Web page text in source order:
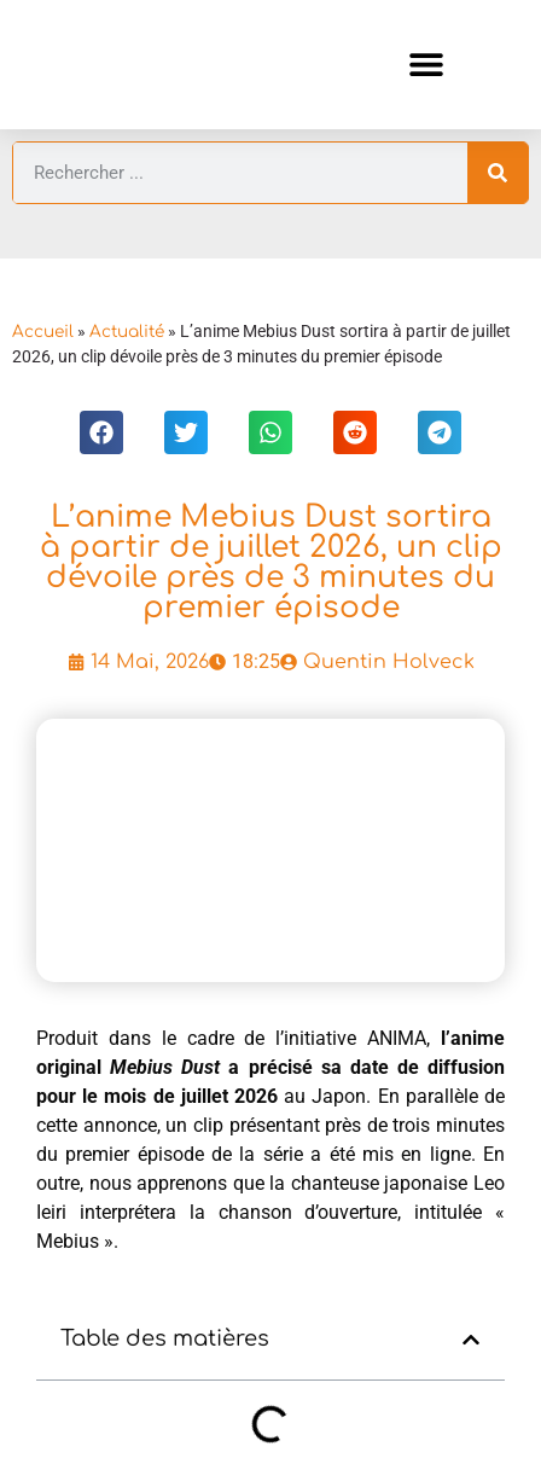
Accueil » Actualité » L’anime Mebius Dust sortira à partir de juillet
2026, un clip dévoile près de 3 minutes du premier épisode
L’anime Mebius Dust sortira
à partir de juillet 2026, un clip
dévoile près de 3 minutes du
premier épisode
14 Mai, 2026 18:25 Quentin Holveck
Produit dans le cadre de l’initiative ANIMA,
l’anime
originalMebius Dusta précisé sa date de diffusion
pour le mois de juillet 2026 au Japon. En parallèle de
cette annonce, un clip présentant près de trois minutes
du premier épisode de la série a été mis en ligne. En
outre, nous apprenons que la chanteuse japonaise Leo
Ieiri interprétera la chanson d’ouverture, intitulée «
Mebius ».
Table des matières